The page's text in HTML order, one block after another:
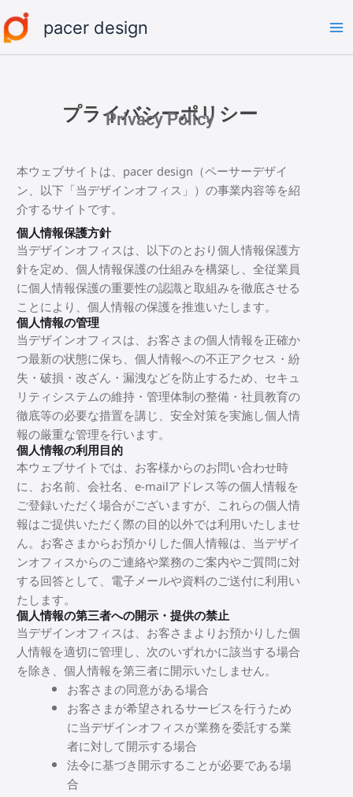
容
を
pacer design
プライバシーポリシー
Privacy Policy
本ウェブサイトは、pacer design（ペーサーデザイ
ン、以下「当デザインオフィス」）の事業内容等を紹
介するサイトです。
個人情報保護方針
当デザインオフィスは、以下のとおり個人情報保護方
針を定め、個人情報保護の仕組みを構築し、全従業員
に個人情報保護の重要性の認識と取組みを徹底させる
ことにより、個人情報の保護を推進いたします。
個人情報の管理
当デザインオフィスは、お客さまの個人情報を正確か
つ最新の状態に保ち、個人情報への不正アクセス・紛
失・破損・改ざん・漏洩などを防止するため、セキュ
リティシステムの維持・管理体制の整備・社員教育の
徹底等の必要な措置を講じ、安全対策を実施し個人情
報の厳重な管理を行います。
個人情報の利用目的
本ウェブサイトでは、お客様からのお問い合わせ時
に、お名前、会社名、e-mailアドレス等の個人情報を
ご登録いただく場合がございますが、これらの個人情
報はご提供いただく際の目的以外では利用いたしませ
ん。お客さまからお預かりした個人情報は、当デザイ
ンオフィスからのご連絡や業務のご案内やご質問に対
する回答として、電子メールや資料のご送付に利用い
たします。
個人情報の第三者への開示・提供の禁止
当デザインオフィスは、お客さまよりお預かりした個
人情報を適切に管理し、次のいずれかに該当する場合
を除き、個人情報を第三者に開示いたしません。
お客さまの同意がある場合
お客さまが希望されるサービスを行うため
に当デザインオフィスが業務を委託する業
者に対して開示する場合
法令に基づき開示することが必要である場
合